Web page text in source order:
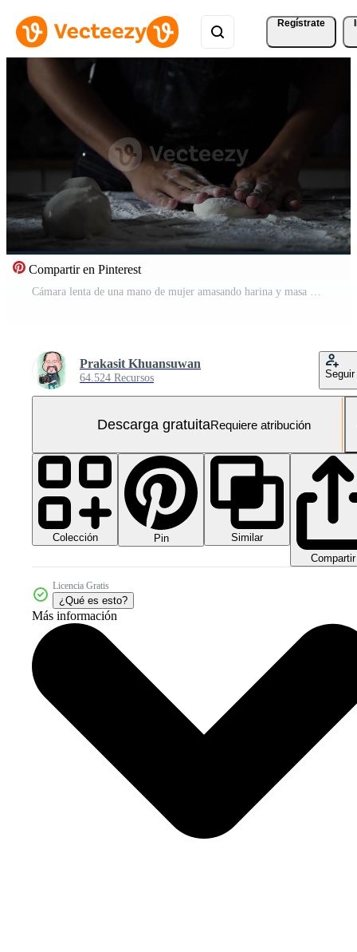
Regístrate
Compartir en Pinterest
Cámara lenta de una mano de mujer amasando harina y masa Vídeo Gratis
Prakasit Khuansuwan
64.524 Recursos Seguir
Descarga gratuitaRequiere atribución
Colección Pin
Similar
Compartir
Licencia Gratis
¿Qué es esto?
Más información